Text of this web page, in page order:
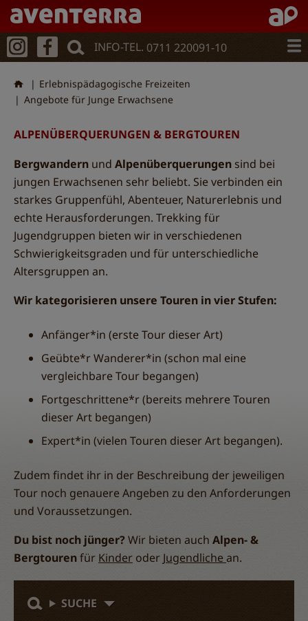
Direkt
zum
Inhalt
INFO-TEL. 0711 220091-10
Erlebnispädagogische Freizeiten
Angebote für Junge Erwachsene
ALPENÜBERQUERUNGEN & BERGTOUREN
Bergwandern und Alpenüberquerungen sind bei
jungen Erwachsenen sehr beliebt. Sie verbinden ein
starkes Gruppenfühl, Abenteuer, Naturerlebnis und
echte Herausforderungen. Trekking für
Jugendgruppen bieten wir in verschiedenen
Schwierigkeitsgraden und für unterschiedliche
Altersgruppen an.
Wir kategorisieren unsere Touren in vier Stufen:
Anfänger*in (erste Tour dieser Art)
Geübte*r Wanderer*in (schon mal eine
vergleichbare Tour begangen)
Fortgeschrittene*r (bereits mehrere Touren
dieser Art begangen)
Expert*in (vielen Touren dieser Art begangen).
Zudem findet ihr in der Beschreibung der jeweiligen
Tour noch genauere Angeben zu den Anforderungen
und Voraussetzungen.
Du bist noch jünger?Wir bieten auch Alpen- &
Bergtourenfür Kinder oder Jugendliche an.
SUCHE